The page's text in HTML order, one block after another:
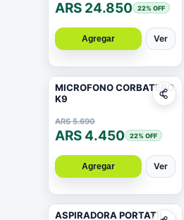
ARS 24.850 22% OFF
Agregar Ver
MICROFONO CORBATERO
K9
ARS 5.690
ARS 4.450 22% OFF
Agregar Ver
ASPIRADORA PORTATIL